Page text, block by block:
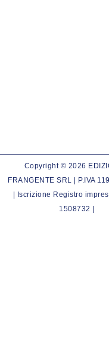
Copyright © 2026
FRANGENTE SRL | P.IVA
| Iscrizione Registro
1508732 |